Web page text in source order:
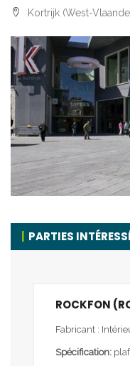
Kortrijk (West-
PARTIES
ROCKFON
Fabricant :
Spécification: